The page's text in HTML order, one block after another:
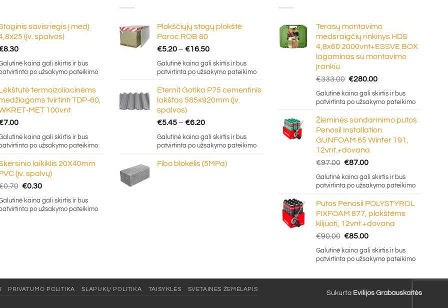
savisriegis į medį
(įv. spalvos)
8.30
kaina gali skirtis ir bus
po užsakymo pateikimo
termoizoliacinėms
tvirtinti TDP-60,
MET 100vnt
7.00
kaina gali skirtis ir bus
po užsakymo pateikimo
laikiklis 20X40mm
(įv. spalvų)
0.70 Original
price
was:
€0.30Current
price
is:
kaina gali skirtis ir bus
po užsakymo pateikimo
Plokščiųjų stogų plokštė
Paroc ROB 80
€5.20 – €16.50Price
range:
€5.20
€16.50
Galutinė kaina gali skirtis ir bus
patvirtinta po užsakymo pateikimo
Eternit Gotika P75 cementinis
lakštas 585x920mm (įv.
spalvos)
€5.45 – €6.20Price
range:
€5.45
€6.20
Galutinė kaina gali skirtis ir bus
patvirtinta po užsakymo pateikimo
Fibo blokelis (5MPa)
Terasų montavimo
medsraigčių rinkinys HDS
4,8x60 2000vnt+ESSVE BOX
lagaminas su montavimo
įrankiu
€333.00 Original
price
was:
€280.00Current
price
is:
Galutinė kaina gali skirtis ir bus
patvirtinta po užsakymo pateikimo
Žieminės sandarinimo putos
Penosil Installation
GUNFOAM 65 Winter 191,
12vnt.+dovana
€97.00 Original
price
was:
€87.00Current
price
is:
Galutinė kaina gali skirtis ir bus
patvirtinta po užsakymo pateikimo
Putos Penosil POLYSTYROL
FIXFOAM 877, plokštėms
klijuoti, 12vnt.+dovana
€90.00 Original
price
was:
€85.00Current
price
is:
Galutinė kaina gali skirtis ir bus
patvirtinta po užsakymo pateikimo
Sukurta Evilijos Grabauskaitės
PRIVATUMO POLITIKA SLAPUKŲ POLITIKA TAISYKLĖS SVETAINĖS ŽEMĖLAPIS